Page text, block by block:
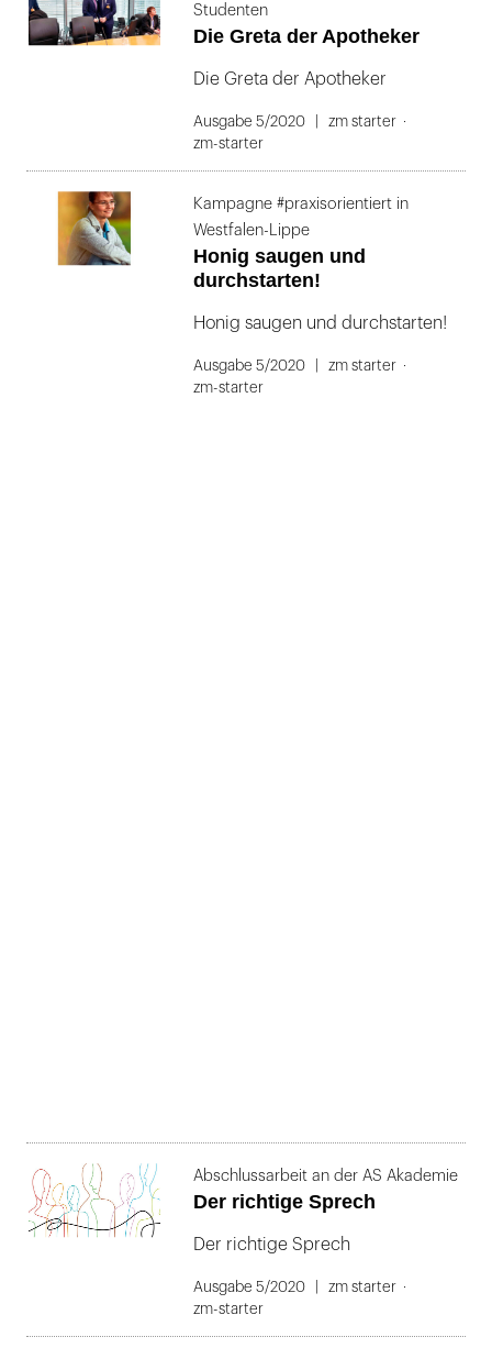
Studenten
Die Greta der Apotheker
Die Greta der Apotheker
Ausgabe 5/2020
zm starter
zm-starter
Kampagne #praxisorientiert in
Westfalen-Lippe
Honig saugen und
durchstarten!
Honig saugen und durchstarten!
Ausgabe 5/2020
zm starter
zm-starter
Abschlussarbeit an der AS Akademie
Der richtige Sprech
Der richtige Sprech
Ausgabe 5/2020
zm starter
zm-starter